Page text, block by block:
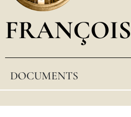
FRANÇOIS
DOCUMENTS